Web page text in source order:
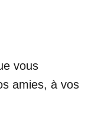
vous
amies, à vos